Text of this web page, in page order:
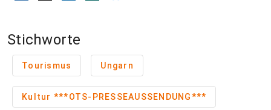
Stichworte
Tourismus Ungarn
Kultur ***OTS-PRESSEAUSSENDUNG***